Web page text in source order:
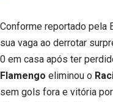
Conforme reportado pela
sua vaga ao derrotar
0 em casa após ter
Flamengo eliminou o
sem gols fora e vitória